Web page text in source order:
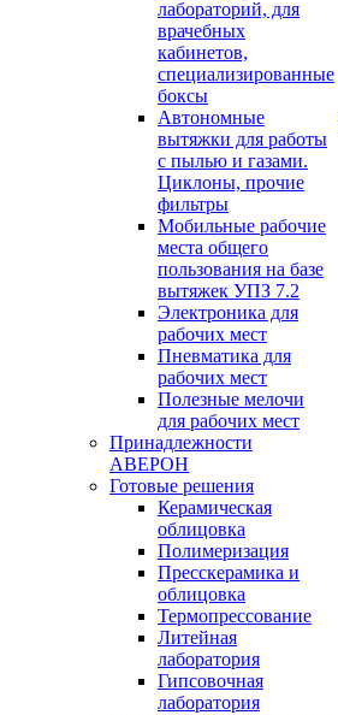
лабораторий, для
врачебных
кабинетов,
специализированные
боксы
Автономные
вытяжки для работы
с пылью и газами.
Циклоны, прочие
фильтры
Мобильные рабочие
места общего
пользования на базе
вытяжек УПЗ 7.2
Электроника для
рабочих мест
Пневматика для
рабочих мест
Полезные мелочи
для рабочих мест
Принадлежности
АВЕРОН
Готовые решения
Керамическая
облицовка
Полимеризация
Пресскерамика и
облицовка
Термопрессование
Литейная
лаборатория
Гипсовочная
лаборатория